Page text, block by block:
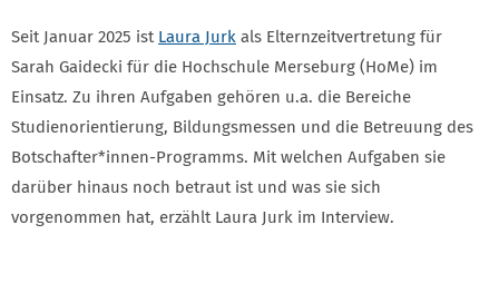
Seit Januar 2025 ist Laura Jurk als Elternzeitvertretung für
Sarah Gaidecki für die Hochschule Merseburg (HoMe) im
Einsatz. Zu ihren Aufgaben gehören u.a. die Bereiche
Studienorientierung, Bildungsmessen und die Betreuung des
Botschafter*innen-Programms. Mit welchen Aufgaben sie
darüber hinaus noch betraut ist und was sie sich
vorgenommen hat, erzählt Laura Jurk im Interview.